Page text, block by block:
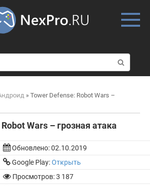
о
и
к
» Tower Defense: Robot Wars –
Wars – грозная атака
Обновлено:02.10.2019
Google Play:Открыть
Просмотров: 3 187